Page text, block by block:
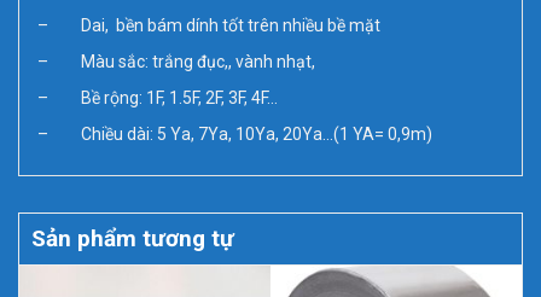
– Dai, bền bám dính tốt trên nhiều bề mặt
– Màu sắc: trắng đục,, vành nhạt,
– Bề rộng: 1F, 1.5F, 2F, 3F, 4F…
– Chiều dài: 5 Ya, 7Ya, 10Ya, 20Ya…(1 YA= 0,9m)
Sản phẩm tương tự